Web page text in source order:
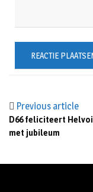
Previous article
D66 feliciteert
met jubileum